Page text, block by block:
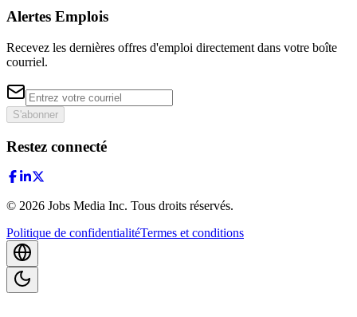
Alertes Emplois
Recevez les dernières offres d'emploi directement dans votre boîte
courriel.
S'abonner
Restez connecté
© 2026 Jobs Media Inc. Tous droits réservés.
Politique de confidentialitéTermes et conditions